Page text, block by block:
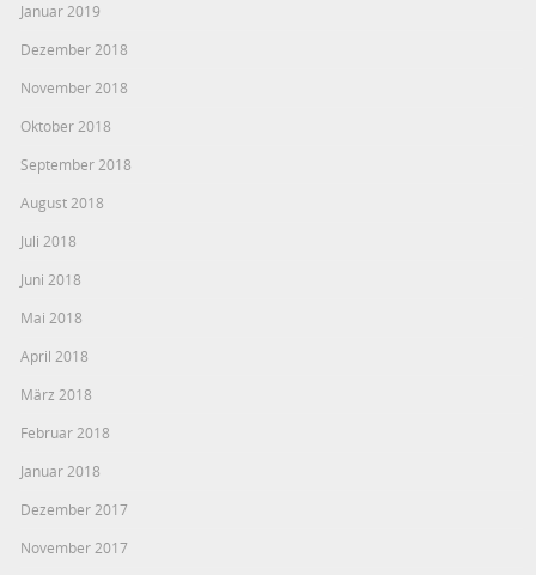
Januar 2019
Dezember 2018
November 2018
Oktober 2018
September 2018
August 2018
Juli 2018
Juni 2018
Mai 2018
April 2018
März 2018
Februar 2018
Januar 2018
Dezember 2017
November 2017